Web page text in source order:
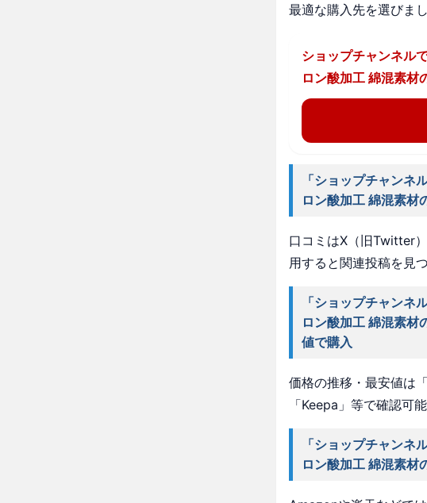
最適な購入先を選びまし
ショップチャンネル
ロン酸加工 綿混素材
「ショップチャン
ロン酸加工 綿混素材
口コミはX（旧Twitter
用すると関連投稿を見
「ショップチャン
ロン酸加工 綿混素材
値で購入
価格の推移・最安値は
「Keepa」等で確認可
「ショップチャン
ロン酸加工 綿混素材